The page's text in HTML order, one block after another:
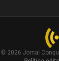
© 2026 Jornal